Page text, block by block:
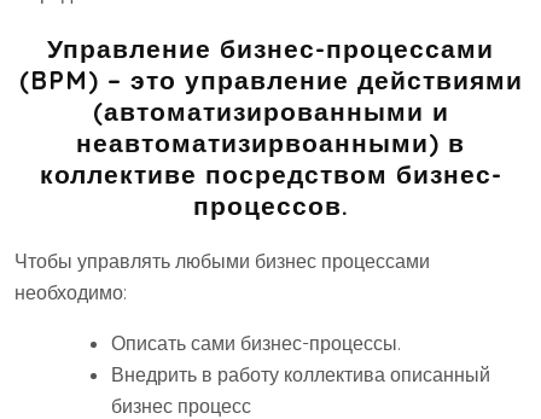
Управление бизнес-процессами
(BPM) – это управление действиями
(автоматизированными и
неавтоматизирвоанными) в
коллективе посредством бизнес-
процессов.
Чтобы управлять любыми бизнес процессами
необходимо:
Описать сами бизнес-процессы.
Внедрить в работу коллектива описанный
бизнес процесс